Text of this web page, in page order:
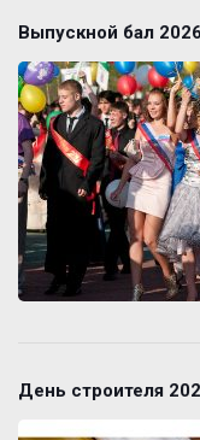
Выпускной бал
День строителя